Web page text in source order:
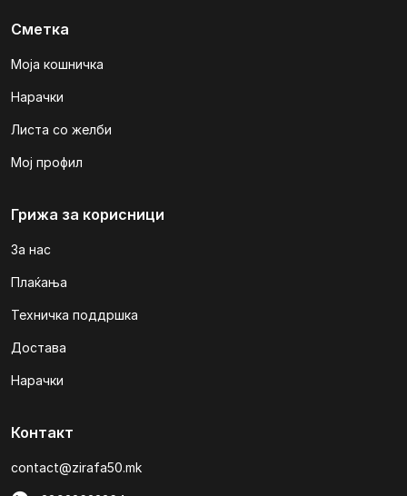
Сметка
Моја кошничка
Нарачки
Листа со желби
Мој профил
Грижа за корисници
За нас
Плаќања
Техничка поддршка
Достава
Нарачки
Контакт
contact@zirafa50.mk